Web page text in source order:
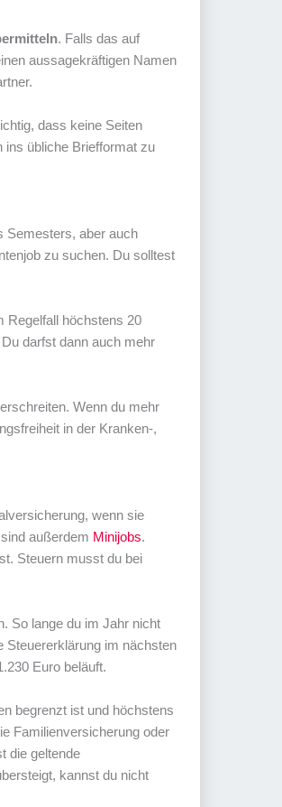
. Falls das auf
aussagekräftigen Namen
dass keine Seiten
ins übliche Briefformat zu
Semesters, aber auch
zu suchen. Du solltest
Regelfall höchstens 20
darfst dann auch mehr
Wenn du mehr
in der Kranken-,
wenn sie
außerdem Minijobs.
Steuern musst du bei
So lange du im Jahr nicht
Steuererklärung im nächsten
Euro beläuft.
begrenzt ist und höchstens
Familienversicherung oder
die geltende
kannst du nicht